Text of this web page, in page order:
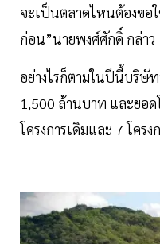
จะเป็นตลาดไหนต้องขอ
ก่อน”นายพงศ์ศักดิ์ กล่าว
อย่างไรก็ตามในปีนี้บริษั
1,500 ล้านบาท และยอ
โครงการเดิมและ 7 โคร